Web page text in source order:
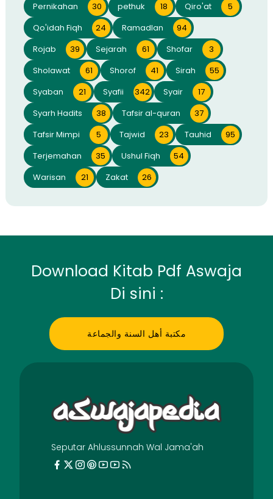
Pernikahan
30 pethuk 18 Qiro'at
5
Qo'idah Fiqh
24 Ramadlan
94
Rojab
39 Sejarah 61 Shofar
3
Sholawat
61 Shorof 41 Sirah
55
Syaban
21 Syafii 342 Syair
17
Syarh Hadits
38 Tafsir al-quran
37
Tafsir Mimpi
5 Tajwid 23 Tauhid
95
Terjemahan
35 Ushul Fiqh
54
Warisan
21 Zakat 26
Download Kitab Pdf Aswaja
Di sini :
مكتبة أهل السنة والجماعة
Seputar Ahlussunnah Wal Jama'ah